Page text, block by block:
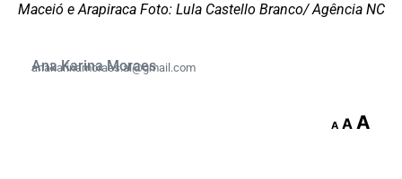
Maceió e Arapiraca Foto: Lula Castello Branco/ Agência NC
Ana Karina Moraes
anakarinamoraes.al@gmail.com
A A A